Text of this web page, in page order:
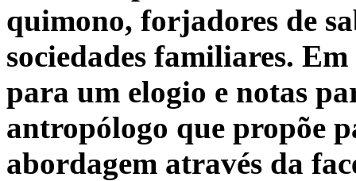
quimono, forjadores de
sociedades familiares.
para um elogio e notas
antropólogo que propõe
abordagem através da